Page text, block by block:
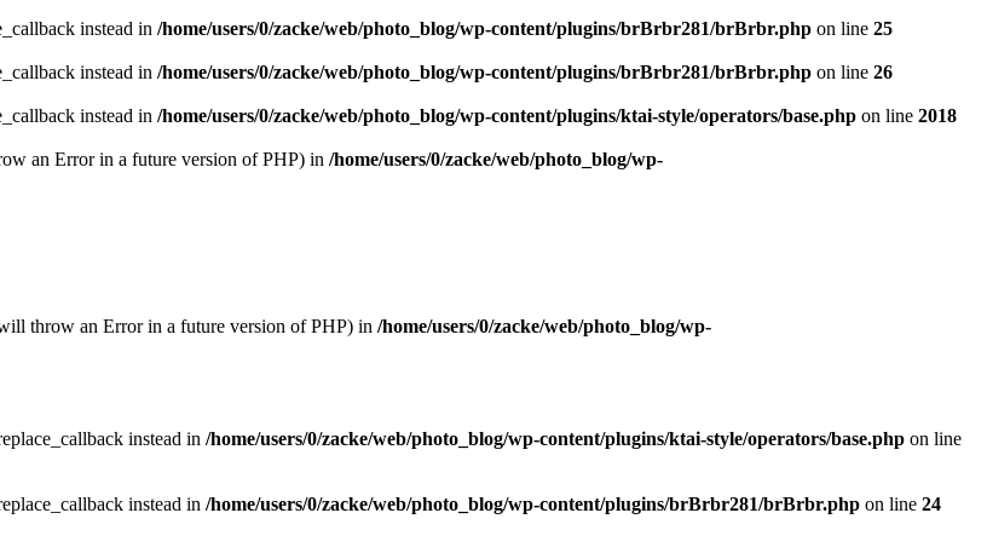
instead in /home/users/0/zacke/web/photo_blog/wp-content/plugins/brBrbr281/brBrbr.php on line 25
instead in /home/users/0/zacke/web/photo_blog/wp-content/plugins/brBrbr281/brBrbr.php on line 26
instead in /home/users/0/zacke/web/photo_blog/wp-content/plugins/ktai-style/operators/base.php on line 2018
an Error in a future version of PHP) in /home/users/0/zacke/web/photo_blog/wp-
throw an Error in a future version of PHP) in /home/users/0/zacke/web/photo_blog/wp-
instead in /home/users/0/zacke/web/photo_blog/wp-content/plugins/ktai-style/operators/base.php on line
instead in /home/users/0/zacke/web/photo_blog/wp-content/plugins/brBrbr281/brBrbr.php on line 24